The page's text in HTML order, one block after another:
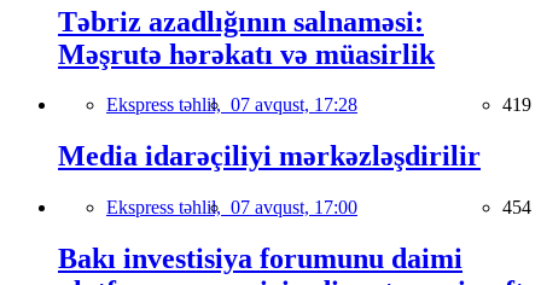
Təbriz azadlığının salnaməsi:
Məşrutə hərəkatı və müasirlik
Ekspress təhlil, 07 avqust, 17:28 419
Media idarəçiliyi mərkəzləşdirilir
Ekspress təhlil, 07 avqust, 17:00 454
Bakı investisiya forumunu daimi